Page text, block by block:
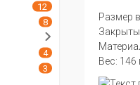
Размер
Вес: 146
12
8
4
3